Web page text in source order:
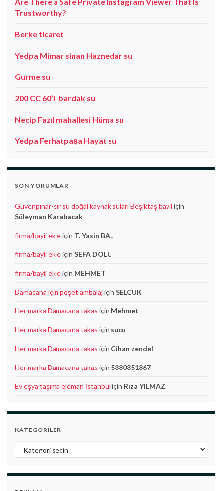
Trustworthy?
Berke ticaret
Yedpa Mimar sinan Haznedar su
Gurme su
200 CC 60’lı bardak su
Necip Fazıl mahallesi Hüma su
Yedpa Ferhatpaşa Hayat su
SON YORUMLAR
Güvenpınar-sır su doğal kaynak suları Beşiktaş bayiiiçin
Süleyman Karabacak
firma/bayii ekleiçin T. Yasin BAL
firma/bayii ekleiçin SEFA DOLU
firma/bayii ekleiçin MEHMET
Damacana için poşet ambalajiçin SELCUK
Her marka Damacana takas için Mehmet
Her marka Damacana takas için sucu
Her marka Damacana takas için Cihan zendel
Her marka Damacana takas için 5380351867
Ev eşya taşıma eleman İstanbul için Rıza YILMAZ
KATEGORILER
Kategoriler